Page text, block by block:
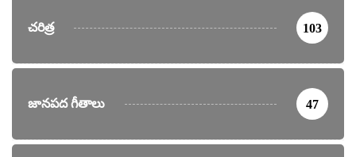
చరిత్ర 103
జానపద గీతాలు 47